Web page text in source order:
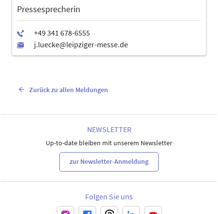
Pressesprecherin
Zurück zu allen Meldungen
NEWSLETTER
Up-to-date bleiben mit unserem Newsletter
zur Newsletter-Anmeldung
Folgen Sie uns